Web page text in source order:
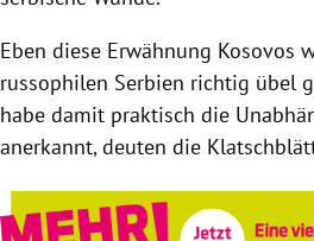
Eben diese Erwähnung Kosovos
russophilen Serbien richtig übel
habe damit praktisch die
anerkannt, deuten die